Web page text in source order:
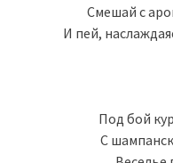
Смешай с
И пей,
Под бой
С